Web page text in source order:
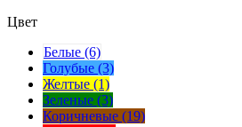
Цвет
Белые (6)
Голубые (3)
Желтые (1)
Зеленые (3)
Коричневые (19)